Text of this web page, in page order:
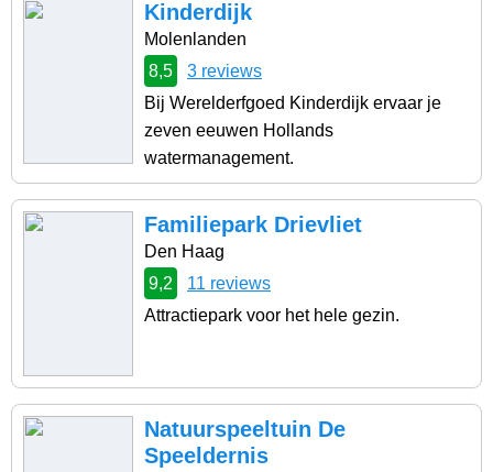
Kinderdijk
Molenlanden
8,5
3 reviews
Bij Werelderfgoed Kinderdijk ervaar je
zeven eeuwen Hollands
watermanagement.
Familiepark Drievliet
Den Haag
9,2
11 reviews
Attractiepark voor het hele gezin.
Natuurspeeltuin De
Speeldernis